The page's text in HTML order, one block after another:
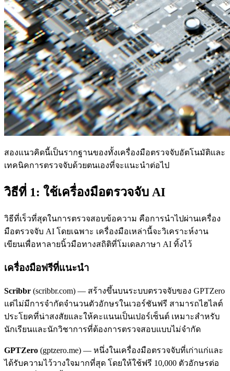
สองแนวคิดนี้เป็นรากฐานของทั้งเครื่องมือตรวจจับอัตโนมัติและ
เทคนิคการตรวจจับด้วยตนเองที่จะแนะนำต่อไป
วิธีที่ 1: ใช้เครื่องมือตรวจจับ AI
วิธีที่เร็วที่สุดในการตรวจสอบข้อความ คือการนำไปผ่านเครื่อง
มือตรวจจับ AI โดยเฉพาะ เครื่องมือเหล่านี้จะวิเคราะห์งาน
เขียนเพื่อหาลายนิ้วมือทางสถิติที่โมเดลภาษา AI ทิ้งไว้
เครื่องมือฟรีที่แนะนำ
Scribbr (scribbr.com) — สร้างขึ้นบนระบบตรวจจับของ GPTZero
แต่ไม่มีการจำกัดจำนวนตัวอักษรในเวอร์ชันฟรี สามารถไฮไลต์
ประโยคที่น่าสงสัยและให้คะแนนเป็นเปอร์เซ็นต์ เหมาะสำหรับ
นักเรียนและนักวิชาการที่ต้องการตรวจสอบแบบไม่จำกัด
GPTZero (gptzero.me) — หนึ่งในเครื่องมือตรวจจับที่เก่าแก่และ
ได้รับความไว้วางใจมากที่สุด โดยให้ใช้ฟรี 10,000 ตัวอักษรต่อ